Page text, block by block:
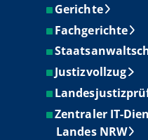
Gerichte
Fachgerichte
Justizvollzug
Zentraler IT-
Landes NRW